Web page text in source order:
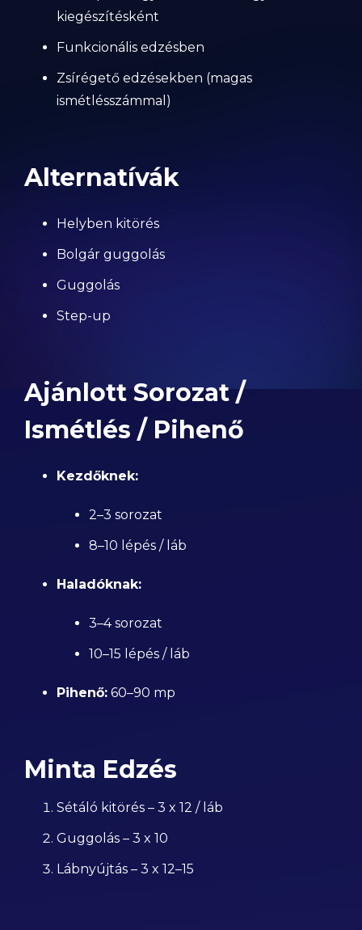
kiegészítésként
Funkcionális edzésben
Zsírégető edzésekben (magas
ismétlésszámmal)
Alternatívák
Helyben kitörés
Bolgár guggolás
Guggolás
Step-up
Ajánlott Sorozat /
Ismétlés / Pihenő
Kezdőknek:
2–3 sorozat
8–10 lépés / láb
Haladóknak:
3–4 sorozat
10–15 lépés / láb
Pihenő: 60–90 mp
Minta Edzés
Sétáló kitörés – 3 x 12 / láb
Guggolás – 3 x 10
Lábnyújtás – 3 x 12–15